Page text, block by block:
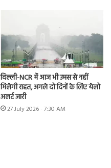
दिल्ली-NCR में आज भी उमस से नहीं
मिलेगी राहत, अगले दो दिनों के लिए येलो
अलर्ट जारी
27 July 2026 - 7:30 AM